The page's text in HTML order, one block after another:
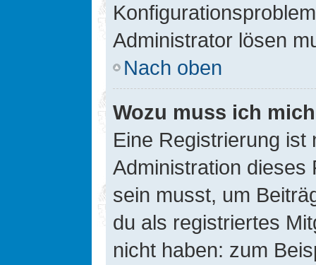
Administrator lösen
Nach oben
Wozu muss ich
Eine Registrierung ist
Administration dieses
sein musst, um
du als registriertes
nicht haben: zum